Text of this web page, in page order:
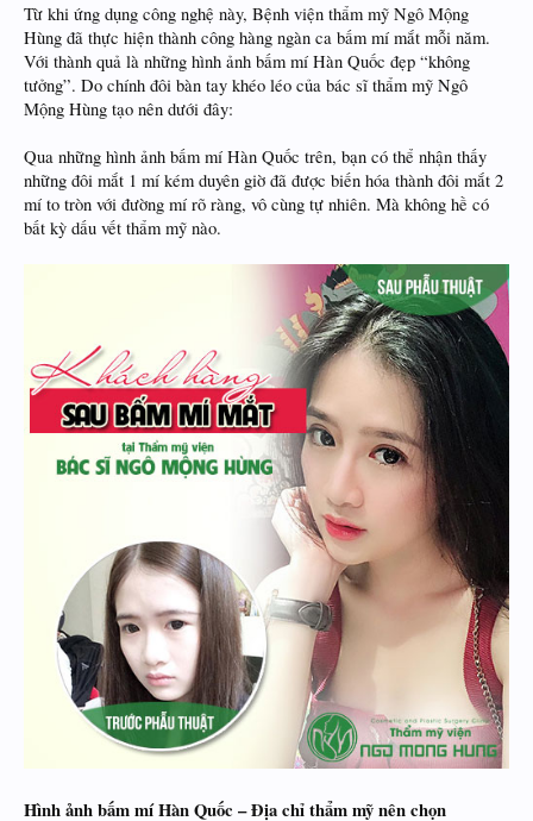
Từ khi ứng dụng công nghệ này, Bệnh viện thẩm mỹ Ngô Mộng
Hùng đã thực hiện thành công hàng ngàn ca bấm mí mắt mỗi năm.
Với thành quả là những hình ảnh bấm mí Hàn Quốc đẹp “không
tưởng”. Do chính đôi bàn tay khéo léo của bác sĩ thẩm mỹ Ngô
Mộng Hùng tạo nên dưới đây:
Qua những hình ảnh bấm mí Hàn Quốc trên, bạn có thể nhận thấy
những đôi mắt 1 mí kém duyên giờ đã được biến hóa thành đôi mắt 2
mí to tròn với đường mí rõ ràng, vô cùng tự nhiên. Mà không hề có
bất kỳ dấu vết thẩm mỹ nào.
Hình ảnh bấm mí Hàn Quốc – Địa chỉ thẩm mỹ nên chọn